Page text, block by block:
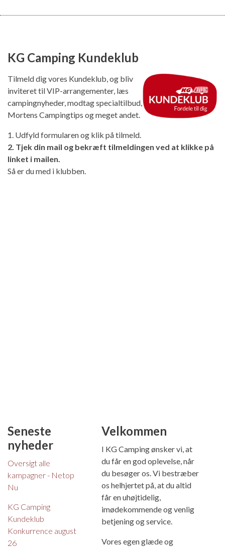
KG Camping Kundeklub
Tilmeld dig vores Kundeklub, og bliv
inviteret til VIP-arrangementer, læs
campingnyheder, modtag specialtilbud,
Mortens Campingtips og meget andet.
1. Udfyld formularen og klik på tilmeld.
2. Tjek din mail og bekræft tilmeldingen ved at klikke på
linket i mailen.
Så er du med i klubben.
Seneste
nyheder
Oversigt alle
kampagner - Netop
Nu
KG Camping
Kundeklub
Konkurrence august
26
Velkommen
I KG Camping ønsker vi, at
du får en god oplevelse, når
du besøger os. Vi bestræber
os helhjertet på, at du altid
får en uhøjtidelig,
imødekommende og venlig
betjening og service.
Vores egen glæde og